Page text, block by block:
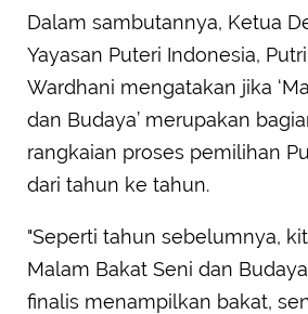
Dalam sambutannya, Ketua
Yayasan Puteri Indonesia,
Wardhani mengatakan jika
dan Budaya’ merupakan
rangkaian proses pemilihan
dari tahun ke tahun.
"Seperti tahun sebelumnya,
Malam Bakat Seni dan
finalis menampilkan bakat,